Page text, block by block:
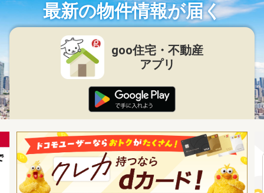
最新の物件情報が届く
goo住宅・不動産
アプリ